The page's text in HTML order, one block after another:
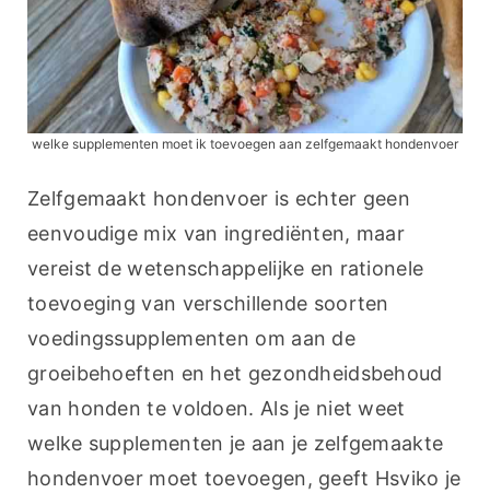
welke supplementen moet ik toevoegen aan zelfgemaakt hondenvoer
Zelfgemaakt hondenvoer is echter geen
eenvoudige mix van ingrediënten, maar
vereist de wetenschappelijke en rationele
toevoeging van verschillende soorten
voedingssupplementen om aan de
groeibehoeften en het gezondheidsbehoud
van honden te voldoen. Als je niet weet
welke supplementen je aan je zelfgemaakte
hondenvoer moet toevoegen, geeft Hsviko je